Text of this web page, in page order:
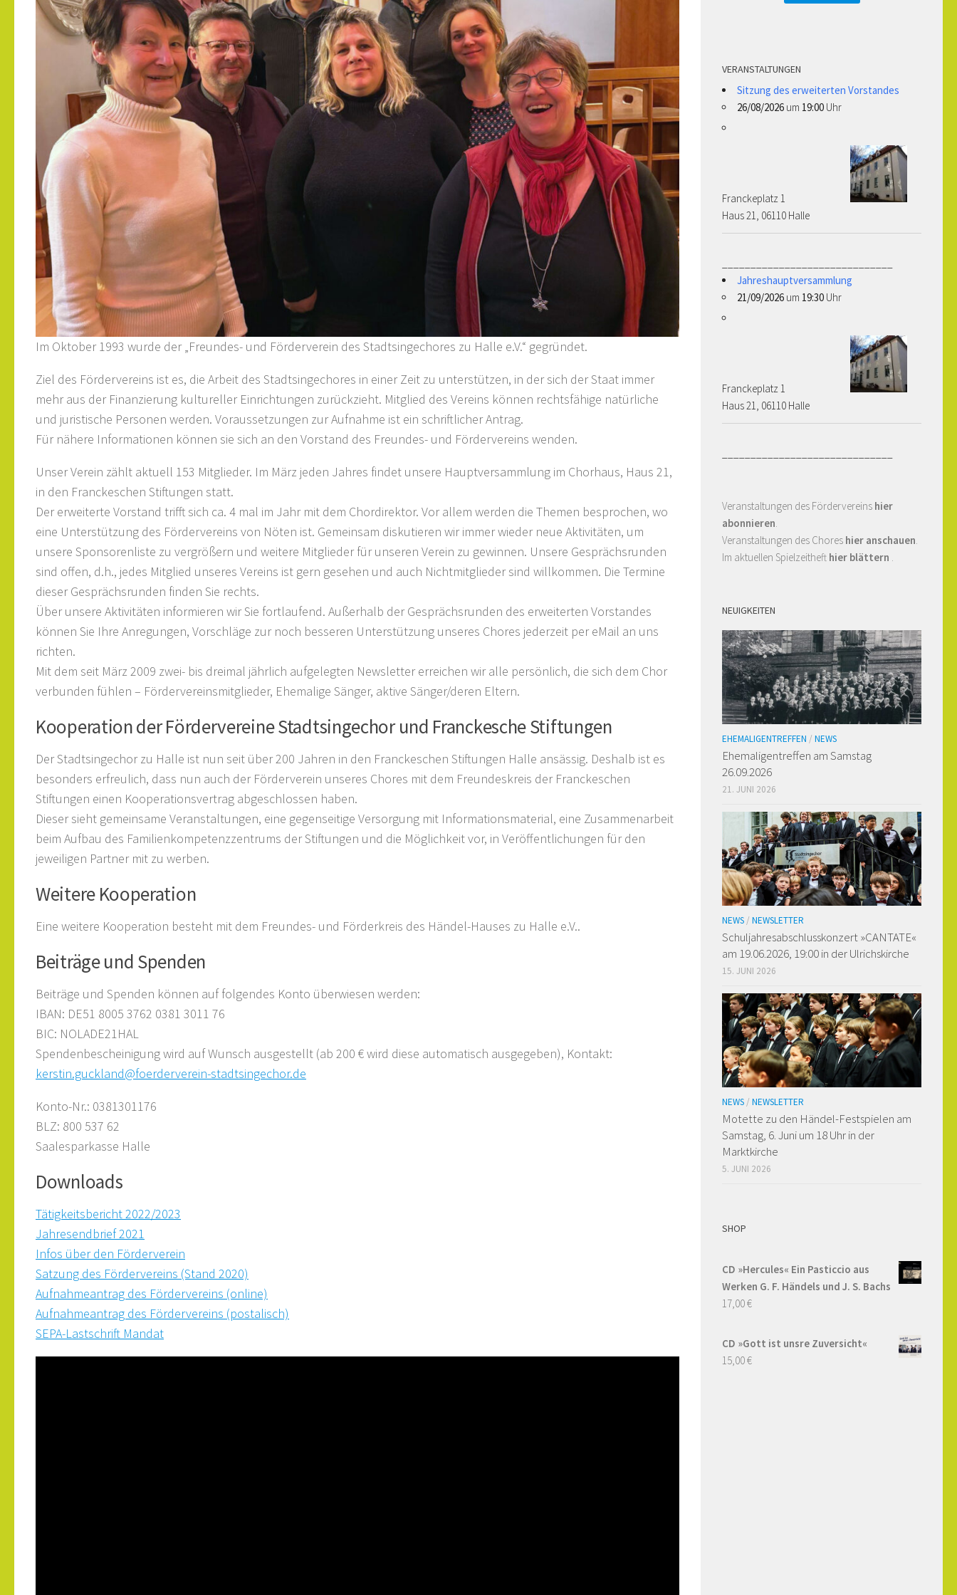
Im Oktober 1993 wurde der „Freundes- und Förderverein des Stadtsingechores zu Halle e.V.“ gegründet.
Ziel des Fördervereins ist es, die Arbeit des Stadtsingechores in einer Zeit zu unterstützen, in der sich der Staat immer
mehr aus der Finanzierung kultureller Einrichtungen zurückzieht. Mitglied des Vereins können rechtsfähige natürliche
und juristische Personen werden. Voraussetzungen zur Aufnahme ist ein schriftlicher Antrag.
Für nähere Informationen können sie sich an den Vorstand des Freundes- und Fördervereins wenden.
Unser Verein zählt aktuell 153 Mitglieder. Im März jeden Jahres findet unsere Hauptversammlung im Chorhaus, Haus 21,
in den Franckeschen Stiftungen statt.
Der erweiterte Vorstand trifft sich ca. 4 mal im Jahr mit dem Chordirektor. Vor allem werden die Themen besprochen, wo
eine Unterstützung des Fördervereins von Nöten ist. Gemeinsam diskutieren wir immer wieder neue Aktivitäten, um
unsere Sponsorenliste zu vergrößern und weitere Mitglieder für unseren Verein zu gewinnen. Unsere Gesprächsrunden
sind offen, d.h., jedes Mitglied unseres Vereins ist gern gesehen und auch Nichtmitglieder sind willkommen. Die Termine
dieser Gesprächsrunden finden Sie rechts.
Über unsere Aktivitäten informieren wir Sie fortlaufend. Außerhalb der Gesprächsrunden des erweiterten Vorstandes
können Sie Ihre Anregungen, Vorschläge zur noch besseren Unterstützung unseres Chores jederzeit per eMail an uns
richten.
Mit dem seit März 2009 zwei- bis dreimal jährlich aufgelegten Newsletter erreichen wir alle persönlich, die sich dem Chor
verbunden fühlen – Fördervereinsmitglieder, Ehemalige Sänger, aktive Sänger/deren Eltern.
Kooperation der Fördervereine Stadtsingechor und Franckesche Stiftungen
Der Stadtsingechor zu Halle ist nun seit über 200 Jahren in den Franckeschen Stiftungen Halle ansässig. Deshalb ist es
besonders erfreulich, dass nun auch der Förderverein unseres Chores mit dem Freundeskreis der Franckeschen
Stiftungen einen Kooperationsvertrag abgeschlossen haben.
Dieser sieht gemeinsame Veranstaltungen, eine gegenseitige Versorgung mit Informationsmaterial, eine Zusammenarbeit
beim Aufbau des Familienkompetenzzentrums der Stiftungen und die Möglichkeit vor, in Veröffentlichungen für den
jeweiligen Partner mit zu werben.
Weitere Kooperation
Eine weitere Kooperation besteht mit dem Freundes- und Förderkreis des Händel-Hauses zu Halle e.V..
Beiträge und Spenden
Beiträge und Spenden können auf folgendes Konto überwiesen werden:
IBAN: DE51 8005 3762 0381 3011 76
BIC: NOLADE21HAL
Spendenbescheinigung wird auf Wunsch ausgestellt (ab 200 € wird diese automatisch ausgegeben), Kontakt:
kerstin.guckland@foerderverein-stadtsingechor.de
Konto-Nr.: 0381301176
BLZ: 800 537 62
Saalesparkasse Halle
Downloads
Tätigkeitsbericht 2022/2023
Jahresendbrief 2021
Infos über den Förderverein
Satzung des Fördervereins (Stand 2020)
Aufnahmeantrag des Fördervereins (online)
Aufnahmeantrag des Fördervereins (postalisch)
SEPA-Lastschrift Mandat
VERANSTALTUNGEN
Sitzung des erweiterten Vorstandes
26/08/2026 um 19:00 Uhr
Franckeplatz 1 ­­­­
Haus 21, 06110 Halle
Jahreshauptversammlung
21/09/2026 um 19:30 Uhr
Franckeplatz 1 ­­­­
Haus 21, 06110 Halle
Veranstaltungen des Fördervereins hier
abonnieren.
Veranstaltungen des Chores hier anschauen.
Im aktuellen Spielzeitheft hier blättern .
NEUIGKEITEN
EHEMALIGENTREFFEN / NEWS
Ehemaligen­treffen am Samstag
26.09.2026
21. JUNI 2026
NEWS / NEWSLETTER
Schuljahresabschlusskonzert »CANTATE«
am 19.06.2026, 19:00 in der Ulrichskirche
15. JUNI 2026
NEWS / NEWSLETTER
Motette zu den Händel-Festspielen am
Samstag, 6. Juni um 18 Uhr in der
Marktkirche
5. JUNI 2026
SHOP
CD »Hercules« Ein Pasticcio aus
Werken G. F. Händels und J. S. Bachs
17,00€
CD »Gott ist unsre Zuversicht«
15,00€